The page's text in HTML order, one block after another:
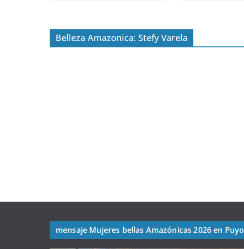
Belleza Amazonica: Stefy Varela
mensaje Mujeres bellas Amazónicas 2026 en Puyo